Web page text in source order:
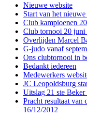
Nieuwe website
Start van het nieuwe
Club kampioenen
Club tornooi 20 juni
Overlijden Marcel
G-judo vanaf
Ons clubtornooi in
Bedankt iedereen
Medewerkers
JC Leopoldsburg
Uitslag 21 ste
Pracht resultaat van
16/12/2012